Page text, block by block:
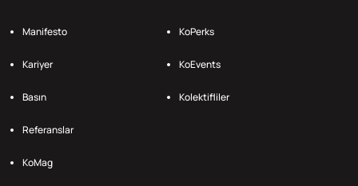
Manifesto
Kariyer
Basın
Referanslar
KoMag
KoPerks
KoEvents
Kolektifliler